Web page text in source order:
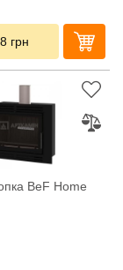
грн
BeF Home